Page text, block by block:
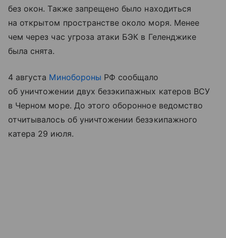
без окон. Также запрещено было находиться
на открытом пространстве около моря. Менее
чем через час угроза атаки БЭК в Геленджике
была снята.
4 августа Минобороны РФ сообщало
об уничтожении двух безэкипажных катеров ВСУ
в Черном море. До этого оборонное ведомство
отчитывалось об уничтожении безэкипажного
катера 29 июля.